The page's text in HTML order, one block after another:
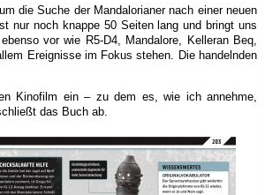
die Suche der Mandalorianer nach einer neuen
nur noch knappe 50 Seiten lang und bringt uns
vor wie R5-D4, Mandalore, Kelleran Beq,
Ereignisse im Fokus stehen. Die handelnden
Kinofilm ein – zu dem es, wie ich annehme,
das Buch ab.